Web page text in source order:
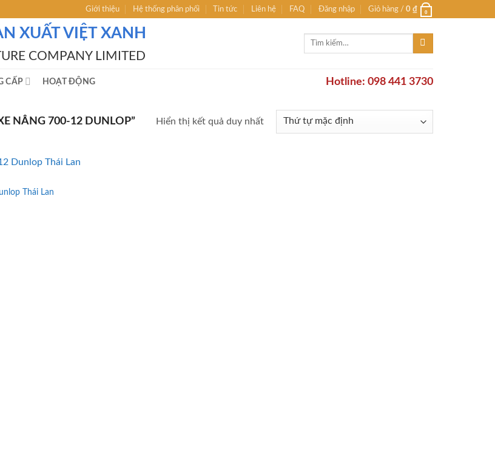
Giới thiệu Hệ thống phân phối Tin tức Liên hệ FAQ Đăng nhập Giỏ hàng / 0 ₫ 0
XUẤT VIỆT XANH
COMPANY LIMITED
Tìm
CẤP HOẠT ĐỘNG Hotline: 098 441 3730
NÂNG 700-12 DUNLOP” Hiển thị kết quả duy nhất
Thái Lan